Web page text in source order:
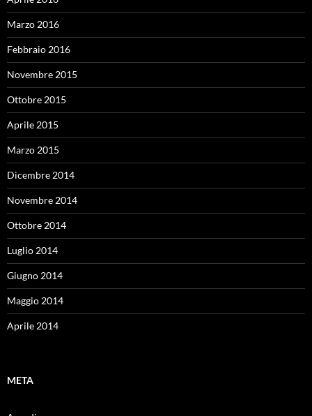
Marzo 2016
Febbraio 2016
Novembre 2015
Ottobre 2015
Aprile 2015
Marzo 2015
Dicembre 2014
Novembre 2014
Ottobre 2014
Luglio 2014
Giugno 2014
Maggio 2014
Aprile 2014
META